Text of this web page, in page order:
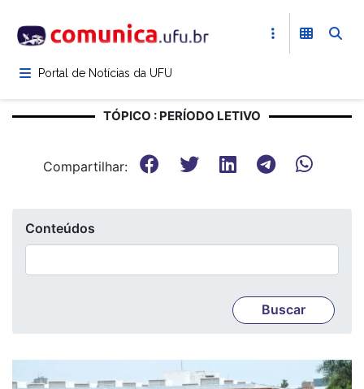
para
conteúdoPortal de Notícias da UFU
TÓPICO : PERÍODO LETIVO
Compartilhar:
Conteúdos